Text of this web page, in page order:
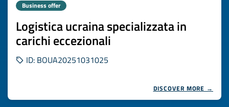
Business offer
Logistica ucraina specializzata in
carichi eccezionali
ID: BOUA20251031025
DISCOVER MORE →